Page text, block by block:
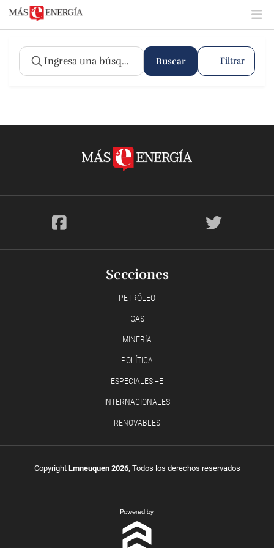
Buscar Filtrar
Secciones
PETRÓLEO
GAS
MINERÍA
POLÍTICA
ESPECIALES +E
INTERNACIONALES
RENOVABLES
Copyright Lmneuquen 2026, Todos los derechos reservados